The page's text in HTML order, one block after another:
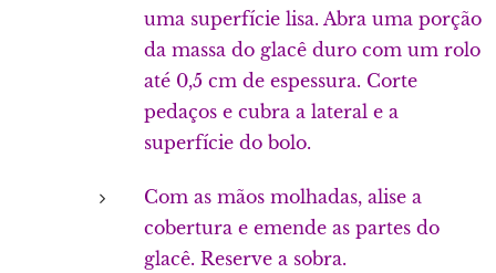
uma superfície lisa. Abra uma porção
da massa do glacê duro com um rolo
até 0,5 cm de espessura. Corte
pedaços e cubra a lateral e a
superfície do bolo.
Com as mãos molhadas, alise a
cobertura e emende as partes do
glacê. Reserve a sobra.